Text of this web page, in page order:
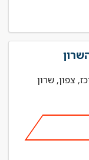
צפון, שרון